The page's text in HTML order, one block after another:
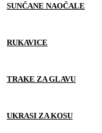
SUNČANE NAOČALE
RUKAVICE
TRAKE ZA GLAVU
UKRASI ZA KOSU